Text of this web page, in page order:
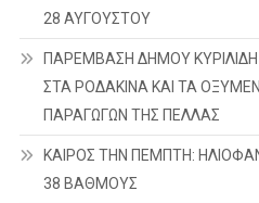
28 ΑΥΓΟΥΣΤΟΥ
ΠΑΡΕΜΒΑΣΗ ΔΗΜΟΥ ΚΥΡΙΛΙΔΗ
ΣΤΑ ΡΟΔΑΚΙΝΑ ΚΑΙ ΤΑ
ΠΑΡΑΓΩΓΩΝ ΤΗΣ ΠΕΛΛΑΣ
ΚΑΙΡΟΣ ΤΗΝ ΠΕΜΠΤΗ:
38 ΒΑΘΜΟΥΣ